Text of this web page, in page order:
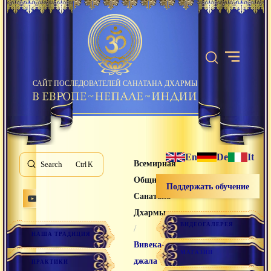
САЙТ ПОСЛЕДОВАТЕЛЕЙ САНАТАНА ДХАРМЫ
Search K
НАША ТРАДИЦИЯ
ПРАКТИКИ
Всемирная
Община
Санатана
Дхармы
/
Вивека-
джала
En De It
Поддержать обучение
ВИДЕОГАЛЕРЕЯ
МАГАЗИН